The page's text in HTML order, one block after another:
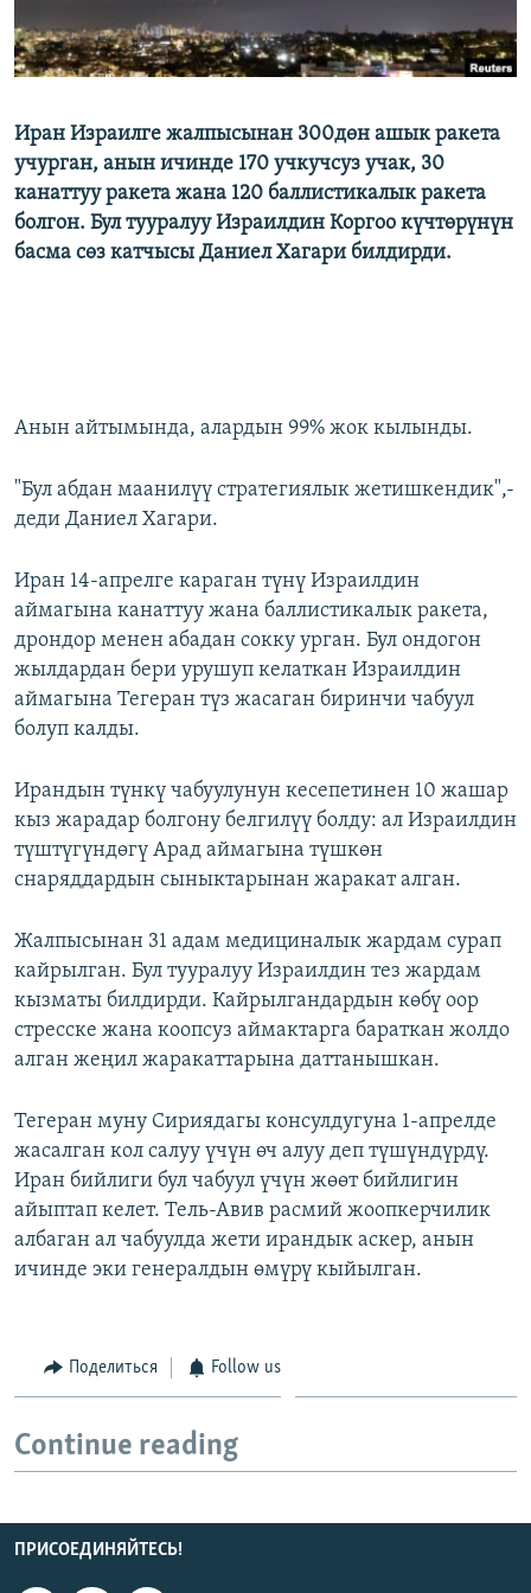
Иран Израилге жалпысынан 300дөн ашык ракета
учурган, анын ичинде 170 учкучсуз учак, 30
канаттуу ракета жана 120 баллистикалык ракета
болгон. Бул тууралуу Израилдин Коргоо күчтөрүнүн
басма сөз катчысы Даниел Хагари билдирди.
Анын айтымында, алардын 99% жок кылынды.
"Бул абдан маанилүү стратегиялык жетишкендик",-
деди Даниел Хагари.
Иран 14-апрелге караган түнү Израилдин
аймагына канаттуу жана баллистикалык ракета,
дрондор менен абадан сокку урган. Бул ондогон
жылдардан бери урушуп келаткан Израилдин
аймагына Тегеран түз жасаган биринчи чабуул
болуп калды.
Ирандын түнкү чабуулунун кесепетинен 10 жашар
кыз жарадар болгону белгилүү болду: ал Израилдин
түштүгүндөгү Арад аймагына түшкөн
снаряддардын сыныктарынан жаракат алган.
Жалпысынан 31 адам медициналык жардам сурап
кайрылган. Бул тууралуу Израилдин тез жардам
кызматы билдирди. Кайрылгандардын көбү оор
стресске жана коопсуз аймактарга бараткан жолдо
алган жеңил жаракаттарына даттанышкан.
Тегеран муну Сириядагы консулдугуна 1-апрелде
жасалган кол салуу үчүн өч алуу деп түшүндүрдү.
Иран бийлиги бул чабуул үчүн жөөт бийлигин
айыптап келет. Тель-Авив расмий жоопкерчилик
албаган ал чабуулда жети ирандык аскер, анын
ичинде эки генералдын өмүрү кыйылган.
Поделиться Follow us
Continue reading
ПРИСОЕДИНЯЙТЕСЬ!